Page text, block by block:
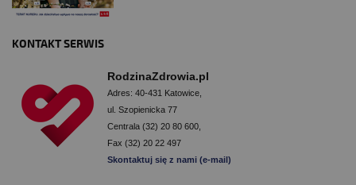
KONTAKT SERWIS
RodzinaZdrowia.pl
Adres: 40-431 Katowice,
ul. Szopienicka 77
Centrala (32) 20 80 600,
Fax (32) 20 22 497
Skontaktuj się z nami (e-mail)